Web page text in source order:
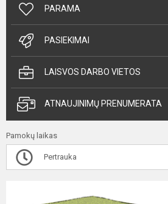
PARAMA
PASIEKIMAI
LAISVOS DARBO VIETOS
ATNAUJINIMŲ PRENUMERATA
Pamokų laikas
Pertrauka